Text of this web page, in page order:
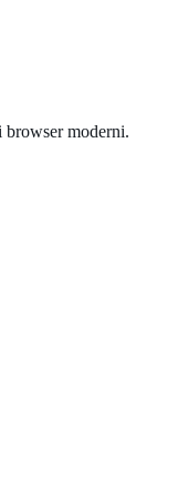
moderni.